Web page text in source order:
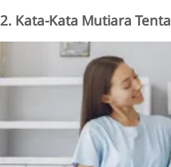
2. Kata-Kata Mutiara